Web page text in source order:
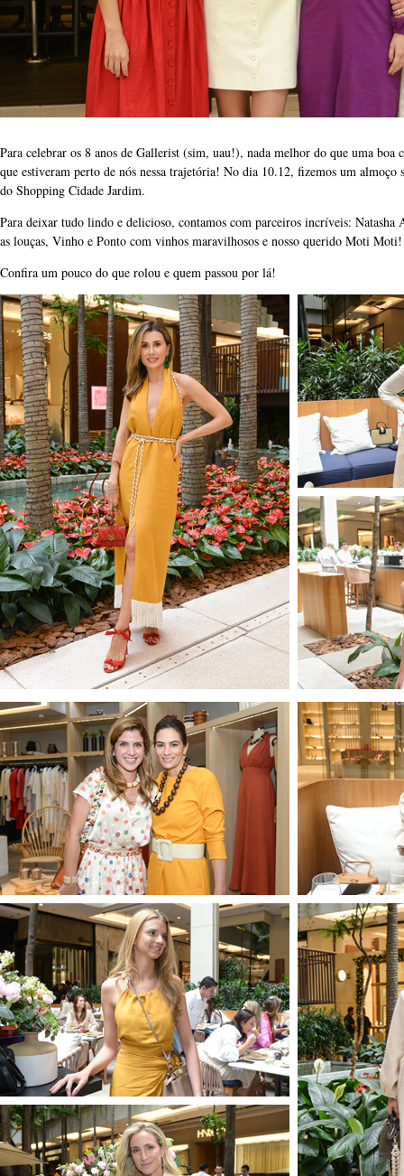
Para celebrar os 8 anos de Gallerist (sim, uau!), nada melhor do que uma boa
que estiveram perto de nós nessa trajetória! No dia 10.12, fizemos um almoço
do Shopping Cidade Jardim.
Para deixar tudo lindo e delicioso, contamos com parceiros incríveis: Natasha
as louças, Vinho e Ponto com vinhos maravilhosos e nosso querido Moti Moti!
Confira um pouco do que rolou e quem passou por lá!